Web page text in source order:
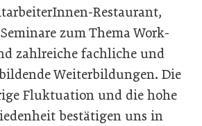
Restaurant,
zum Thema Work-
zahlreiche fachliche und
Weiterbildungen. Die
Fluktuation und die hohe
bestätigen uns in